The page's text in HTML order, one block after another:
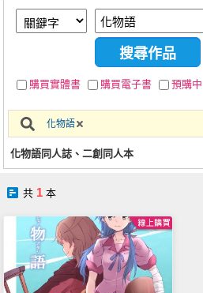
海外購買說明
常見問題Q&A
台灣同人誌中心
登入BOOKY委託管理
購買實體書 購買電子書 預購中
化物語
化物語同人誌、二創同人本
共 1本